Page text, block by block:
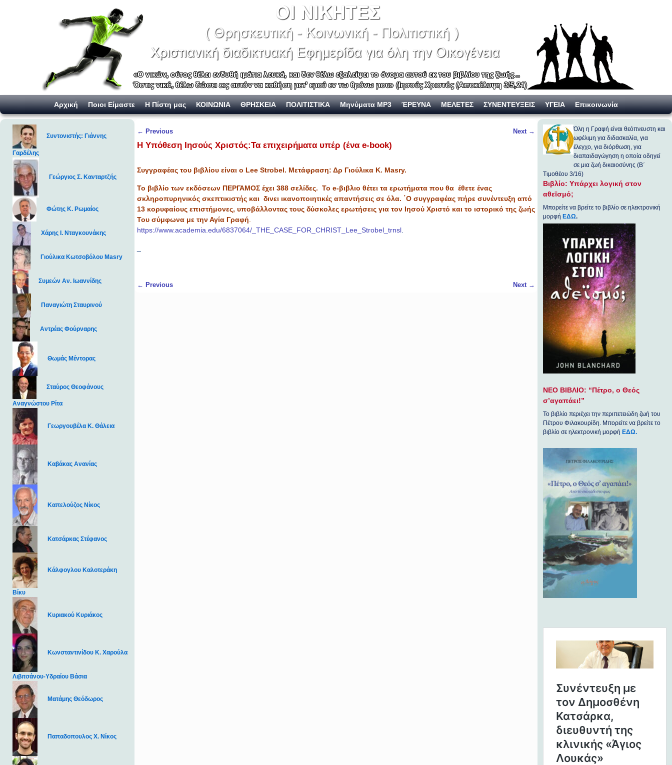
Skip to primary content
Skip to secondary content
Αρχική Ποιοι Είμαστε Η Πίστη μας ΚΟΙΝΩΝΙΑ ΘΡΗΣΚΕΙΑ ΠΟΛΙΤΙΣΤΙΚΑ Μηνύματα MP3 ΈΡΕΥΝΑ ΜΕΛΕΤΕΣ ΣΥΝΕΝΤΕΥΞΕΙΣ ΥΓΕΙΑ Επικοινωνία
Συντονιστής: Γιάννης
Γαρδέλης
Γεώργιος Σ. Κανταρτζής
Φώτης Κ. Ρωμαίος
Χάρης Ι. Νταγκουνάκης
Γιούλικα Κωτσοβόλου Masry
Συμεών Αν. Ιωαννίδης
Παναγιώτη Σταυρινού
Αντρέας Φούρναρης
Θωμάς Μέντορας
Σταύρος Θεοφάνους
Αναγνώστου Ρίτα
Γεωργουβέλα Κ. Θάλεια
Καβάκας Ανανίας
Καπελούζος Νίκος
Κατσάρκας Στέφανος
Κάλφογλου Καλοτεράκη
Βίκυ
Κυριακού Κυριάκος
Κωνσταντινίδου Κ. Χαρούλα
Λιβιτσάνου-Υδραίου Βάσια
Ματάμης Θεόδωρος
Παπαδοπουλος Χ. Νίκος
Post navigation
← Previous Next →
Η Υπόθεση Ιησούς Χριστός:Τα επιχειρήματα υπέρ (ένα e-book)
Συγγραφέας του βιβλίου είναι ο Lee Strobel. Μετάφραση: Δρ Γιούλικα Κ. Masry.
Το βιβλίο των εκδόσεων ΠΕΡΓΑΜΟΣ έχει 388 σελίδες. To e-βιβλιο θέτει τα ερωτήματα που θα έθετε ένας
σκληροπυρηνικός σκεπτικιστής και δινει ικανοποιητικές απαντήσεις σε όλα. ΄Ο συγγραφέας πήρε συνέντευξη από
13 κορυφαίους επιστήμονες, υποβάλλοντας τους δύσκολες ερωτήσεις για τον Ιησού Χριστό και το ιστορικό της ζωής
Του σύμφωνα με την Αγία Γραφή
https://www.academia.edu/6837064/_THE_CASE_FOR_CHRIST_Lee_Strobel_trnsl.
Post navigation
← Previous Next →
Όλη η Γραφή είναι θεόπνευστη και
ωφέλιμη για διδασκαλία, για
έλεγχο, για διόρθωση, για
διαπαιδαγώγηση η οποία οδηγεί
σε μια ζωή δικαιοσύνης (Β΄
Τιμοθέου 3/16)
Βιβλίο: Υπάρχει λογική στον
αθεϊσμό;
Μπορείτε να βρείτε το βιβλίο σε ηλεκτρονική
μορφή ΕΔΩ.
ΝΕΟ ΒΙΒΛΙΟ: “Πέτρο, ο Θεός
σ’αγαπάει!”
Το βιβλίο περιέχει την περιπετειώδη ζωή του
Πέτρου Φιλακουρίδη. Μπορείτε να βρείτε το
βιβλίο σε ηλεκτρονική μορφήΕΔΩ.